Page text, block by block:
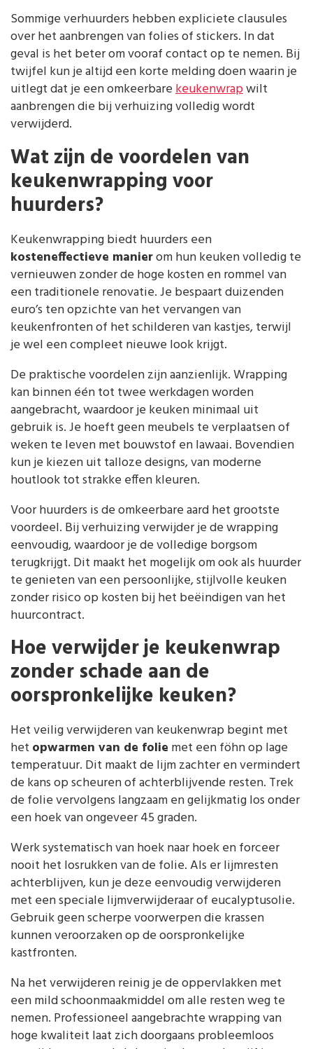
Sommige verhuurders hebben expliciete clausules
over het aanbrengen van folies of stickers. In dat
geval is het beter om vooraf contact op te nemen. Bij
twijfel kun je altijd een korte melding doen waarin je
uitlegt dat je een omkeerbarekeukenwrapwilt
aanbrengen die bij verhuizing volledig wordt
verwijderd.
Wat zijn de voordelen van
keukenwrapping voor
huurders?
Keukenwrapping biedt huurders een
kosteneffectieve manierom hun keuken volledig te
vernieuwen zonder de hoge kosten en rommel van
een traditionele renovatie. Je bespaart duizenden
euro’s ten opzichte van het vervangen van
keukenfronten of het schilderen van kastjes, terwijl
je wel een compleet nieuwe look krijgt.
De praktische voordelen zijn aanzienlijk. Wrapping
kan binnen één tot twee werkdagen worden
aangebracht, waardoor je keuken minimaal uit
gebruik is. Je hoeft geen meubels te verplaatsen of
weken te leven met bouwstof en lawaai. Bovendien
kun je kiezen uit talloze designs, van moderne
houtlook tot strakke effen kleuren.
Voor huurders is de omkeerbare aard het grootste
voordeel. Bij verhuizing verwijder je de wrapping
eenvoudig, waardoor je de volledige borgsom
terugkrijgt. Dit maakt het mogelijk om ook als huurder
te genieten van een persoonlijke, stijlvolle keuken
zonder risico op kosten bij het beëindigen van het
huurcontract.
Hoe verwijder je keukenwrap
zonder schade aan de
oorspronkelijke keuken?
Het veilig verwijderen van keukenwrap begint met
het opwarmen van de folie met een föhn op lage
temperatuur. Dit maakt de lijm zachter en vermindert
de kans op scheuren of achterblijvende resten. Trek
de folie vervolgens langzaam en gelijkmatig los onder
een hoek van ongeveer 45 graden.
Werk systematisch van hoek naar hoek en forceer
nooit het losrukken van de folie. Als er lijmresten
achterblijven, kun je deze eenvoudig verwijderen
met een speciale lijmverwijderaar of eucalyptusolie.
Gebruik geen scherpe voorwerpen die krassen
kunnen veroorzaken op de oorspronkelijke
kastfronten.
Na het verwijderen reinig je de oppervlakken met
een mild schoonmaakmiddel om alle resten weg te
nemen. Professioneel aangebrachte wrapping van
hoge kwaliteit laat zich doorgaans probleemloos